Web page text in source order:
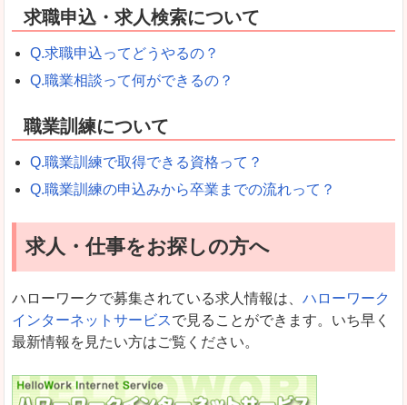
求職申込・求人検索について
Q.求職申込ってどうやるの？
Q.職業相談って何ができるの？
職業訓練について
Q.職業訓練で取得できる資格って？
Q.職業訓練の申込みから卒業までの流れって？
求人・仕事をお探しの方へ
ハローワークで募集されている求人情報は、 ハローワーク
インターネットサービスで見ることができます。いち早く
最新情報を見たい方はご覧ください。